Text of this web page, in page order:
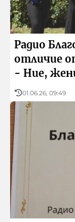
БНР
Архивен
Радио
отличие
- Ние,
01.06.26, 09:49